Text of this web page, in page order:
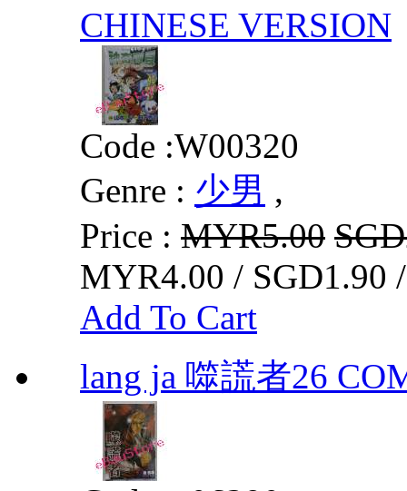
CHINESE VERSION
Code :W00320
Genre : 少男 ,
Price : MYR5.00
MYR4.00 / SGD1.90
Add To Cart
lang ja 噬謊者26